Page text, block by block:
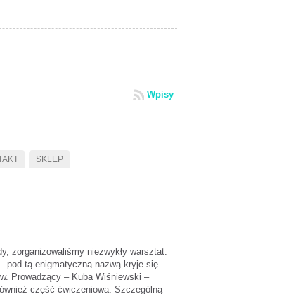
Wpisy
SKLEP
zorganizowaliśmy niezwykły warsztat.
pod tą enigmatyczną nazwą kryje się
Prowadzący – Kuba Wiśniewski –
część ćwiczeniową. Szczególną